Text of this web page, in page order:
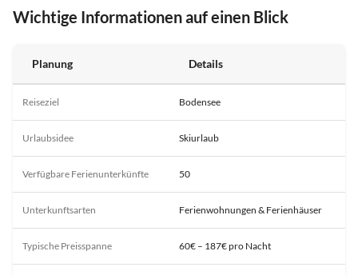
Wichtige Informationen auf einen Blick
Planung Details
Reiseziel Bodensee
Urlaubsidee Skiurlaub
Verfügbare Ferienunterkünfte 50
Unterkunftsarten Ferienwohnungen & Ferienhäuser
Typische Preisspanne 60€ – 187€ pro Nacht